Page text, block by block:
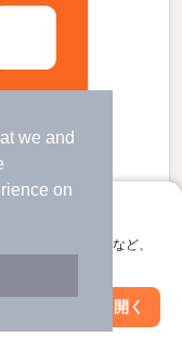
we and
on
屋探し
やお気に入り保存など、
アプリを開く
絞り込み条件を変更